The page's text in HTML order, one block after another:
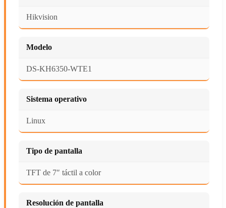
Hikvision
Modelo
DS-KH6350-WTE1
Sistema operativo
Linux
Tipo de pantalla
TFT de 7″ táctil a color
Resolución de pantalla